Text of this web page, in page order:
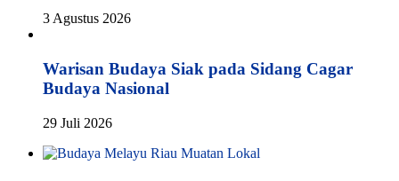
3 Agustus 2026
Warisan Budaya Siak pada Sidang Cagar
Budaya Nasional
29 Juli 2026